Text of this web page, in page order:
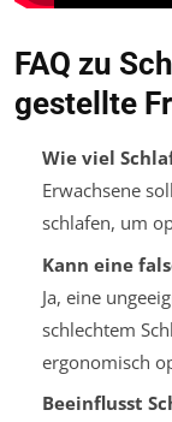
FAQ zu
gestellte
Wie viel
Erwachsene
schlafen, um
Kann eine
Ja, eine
schlechtem
ergonomisch
Beeinflusst